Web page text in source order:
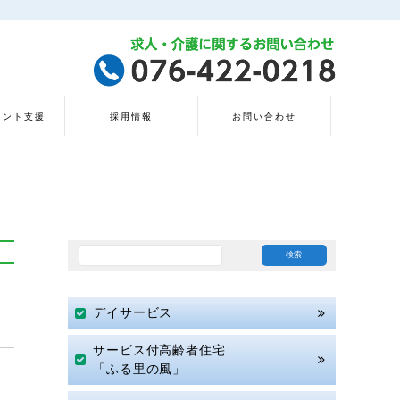
ト支援 採用情報 お問い合わせ
デイサービス
サービス付高齢者住宅
「ふる里の風」